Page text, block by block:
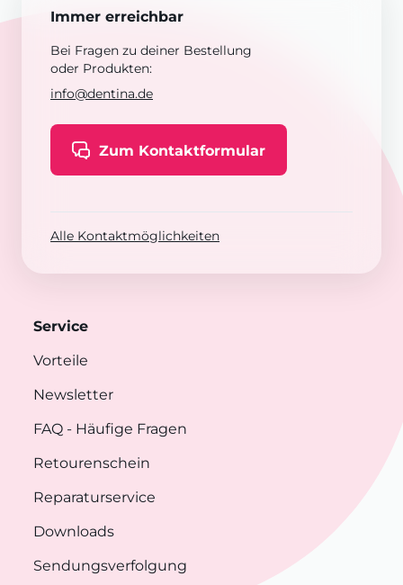
Immer erreichbar
Bei Fragen zu deiner Bestellung
oder Produkten:
info@dentina.de
Zum Kontaktformular
Alle Kontaktmöglichkeiten
Service
Vorteile
Newsletter
FAQ - Häufige Fragen
Retourenschein
Reparaturservice
Downloads
Sendungsverfolgung